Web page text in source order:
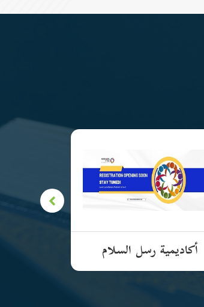
أكاديمية رسل السلام